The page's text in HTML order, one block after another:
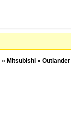
» Mitsubishi » Outlander